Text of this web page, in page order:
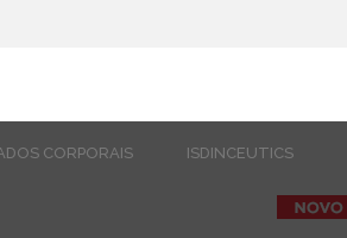
CORPORAIS ISDINCEUTICS